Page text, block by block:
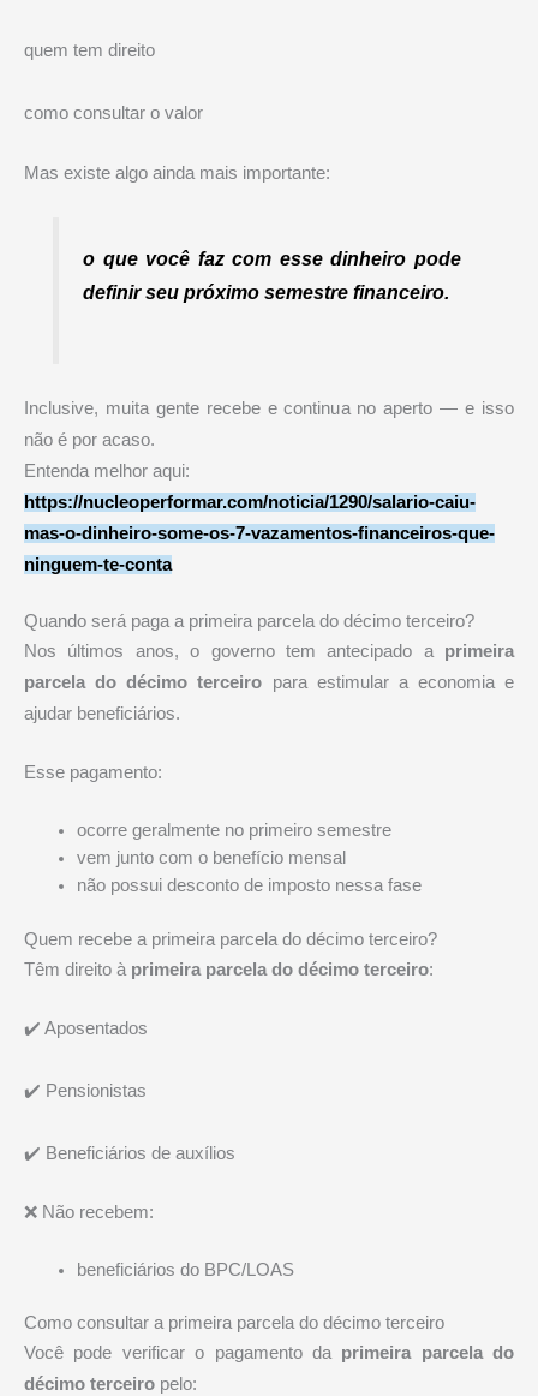
quem tem direito
como consultar o valor
Mas existe algo ainda mais importante:
o que você faz com esse dinheiro pode
definir seu próximo semestre financeiro.
Inclusive, muita gente recebe e continua no aperto — e isso
não é por acaso.
Entenda melhor aqui:
https://nucleoperformar.com/noticia/1290/salario-caiu-
mas-o-dinheiro-some-os-7-vazamentos-financeiros-que-
ninguem-te-conta
Quando será paga a primeira parcela do décimo terceiro?
Nos últimos anos, o governo tem antecipado a primeira
parcela do décimo terceiro para estimular a economia e
ajudar beneficiários.
Esse pagamento:
ocorre geralmente no primeiro semestre
vem junto com o benefício mensal
não possui desconto de imposto nessa fase
Quem recebe a primeira parcela do décimo terceiro?
Têm direito à primeira parcela do décimo terceiro:
✔️ Aposentados
✔️ Pensionistas
✔️ Beneficiários de auxílios
❌ Não recebem:
beneficiários do BPC/LOAS
Como consultar a primeira parcela do décimo terceiro
Você pode verificar o pagamento da primeira parcela do
décimo terceiro pelo: